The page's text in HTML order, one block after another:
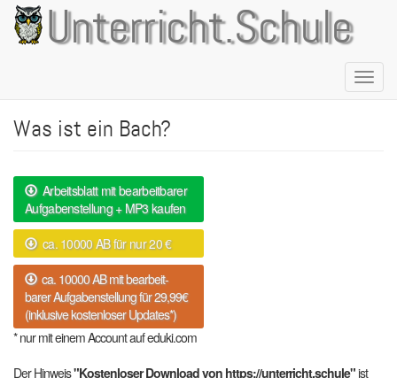
Direkt
zum
Inhalt
Unterricht.Schule
Was ist ein Bach?
Arbeitsblatt mit bearbeitbarer
Aufgabenstellung + MP3 kaufen
ca. 10000 AB für nur 20 €
ca. 10000 AB mit bearbeit-
barer Aufgabenstellung für 29,99€
(inklusive kostenloser Updates*)
* nur mit einem Account auf eduki.com
Der Hinweis"Kostenloser Download von https://unterricht.schule"ist